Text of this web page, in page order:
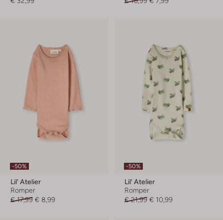
-50%
Lil' Atelier
Romper
€ 17,99 € 8,99
-50%
Lil' Atelier
Romper
€ 21,99 € 10,99